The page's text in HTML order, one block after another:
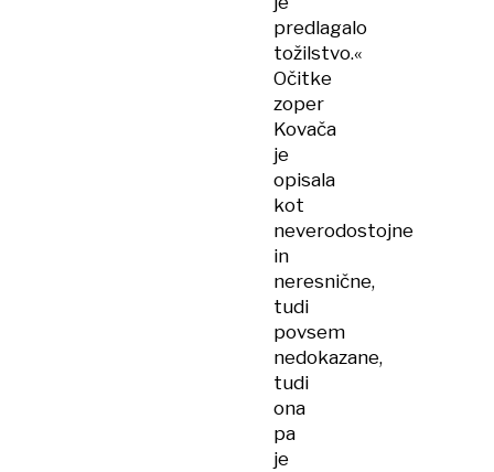
predlagalo
tožilstvo.«
Očitke
zoper
Kovača
je
opisala
kot
neverodostojne
in
neresnične,
tudi
povsem
nedokazane,
tudi
ona
pa
je